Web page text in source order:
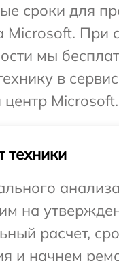
сроки для
Microsoft. При
мы
в
Microsoft.
техники
на
расчет,
и начнем